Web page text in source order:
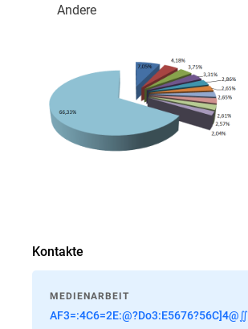
Andere
Kontakte
MEDIENARBEIT
AF3=:4C6=2E:@?Do3:E5676?56C]4@∬